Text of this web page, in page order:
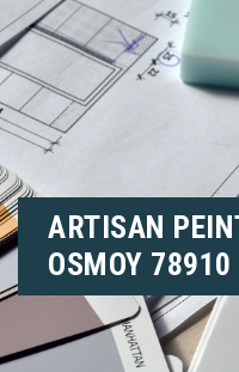
ARTISAN
OSMOY 78910